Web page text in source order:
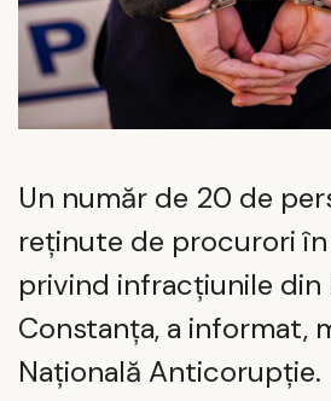
Un număr de 20 de
reținute de procurori
privind infracțiunile din
Constanța, a informat,
Națională Anticorupție.